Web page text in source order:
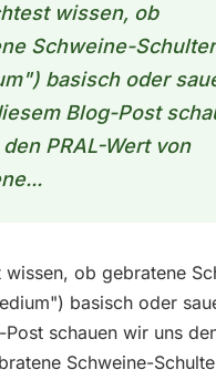
wissen, ob
Schweine-Schulter
basisch oder
Blog-Post
PRAL-Wert von
wissen, ob gebratene
basisch oder
schauen wir uns
Schweine-